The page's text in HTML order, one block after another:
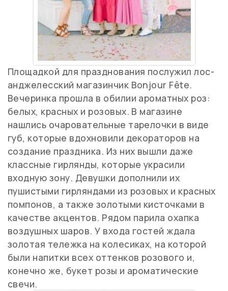
Площадкой для празднования послужил лос-
анджелесский магазинчик Bonjour Fête.
Вечеринка прошла в обилии ароматных роз:
белых, красных и розовых. В магазине
нашлись очаровательные тарелочки в виде
губ, которые вдохновили декораторов на
создание праздника. Из них вышли даже
классные гирлянды, которые украсили
входную зону. Девушки дополнили их
пушистыми гирляндами из розовых и красных
помпонов, а также золотыми кисточками в
качестве акцентов. Рядом парила охапка
воздушных шаров. У входа гостей ждала
золотая тележка на колесиках, на которой
были напитки всех оттенков розового и,
конечно же, букет розы и ароматические
свечи.